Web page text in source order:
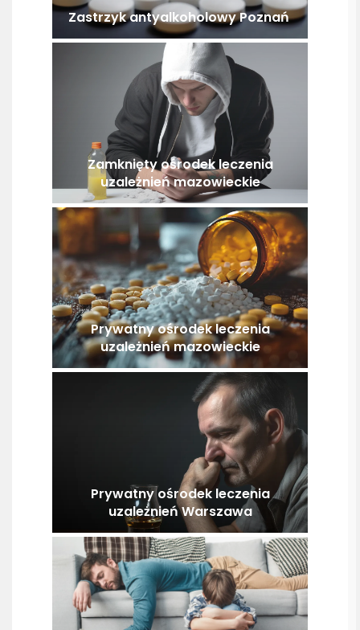
Zastrzyk antyalkoholowy Poznań
Zamknięty ośrodek leczenia
uzależnień mazowieckie
Prywatny ośrodek leczenia
uzależnień mazowieckie
Prywatny ośrodek leczenia
uzależnień Warszawa